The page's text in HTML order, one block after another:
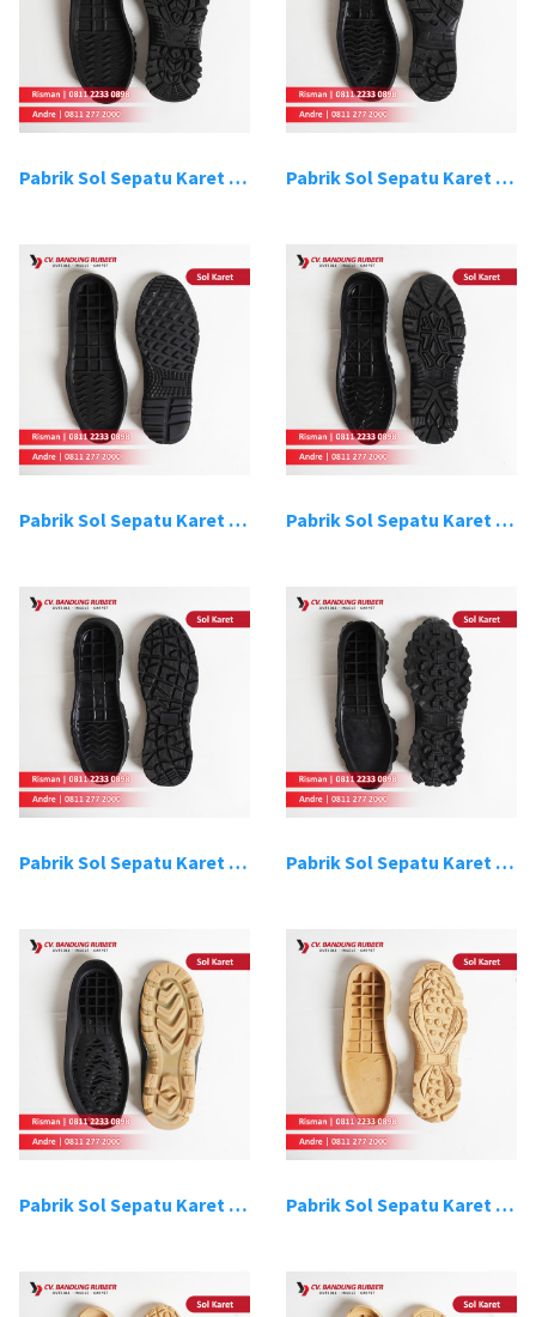
Pabrik Sol Sepatu Karet Bandung 11 Pabrik Sol Sepatu Karet Bandung 12
Pabrik Sol Sepatu Karet Bandung 13 Pabrik Sol Sepatu Karet Bandung 14
Pabrik Sol Sepatu Karet Bandung 15 Pabrik Sol Sepatu Karet Bandung 16
Pabrik Sol Sepatu Karet Bandung 17 Pabrik Sol Sepatu Karet Bandung 18